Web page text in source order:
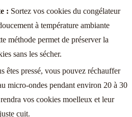
: Sortez vos cookies du congélateur
à température ambiante
méthode permet de préserver la
sans les sécher.
êtes pressé, vous pouvez réchauffer
micro-ondes pendant environ 20 à 30
vos cookies moelleux et leur
cuit.